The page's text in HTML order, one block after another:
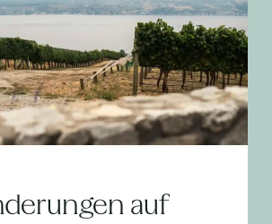
auf